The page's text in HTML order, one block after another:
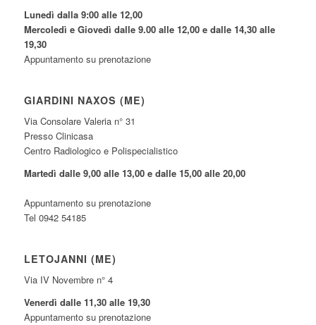
Lunedì dalla 9:00 alle 12,00
Mercoledì e Giovedì dalle 9.00 alle 12,00 e dalle 14,30 alle
19,30
Appuntamento su prenotazione
GIARDINI NAXOS (ME)
Via Consolare Valeria n° 31
Presso Clinicasa
Centro Radiologico e Polispecialistico
Martedì dalle 9,00 alle 13,00 e dalle 15,00 alle 20,00
Appuntamento su prenotazione
Tel 0942 54185
LETOJANNI (ME)
Via IV Novembre n° 4
Venerdì dalle 11,30 alle 19,30
Appuntamento su prenotazione